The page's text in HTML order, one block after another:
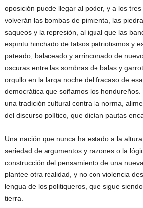
oposición puede llegar al poder, y a los tres
volverán las bombas de pimienta, las
saqueos y la represión, al igual que las
espíritu hinchado de falsos patriotismos y
pateado, balaceado y arrinconado de
oscuras entre las sombras de balas y
orgullo en la larga noche del fracaso de
democrática que soñamos los hondureños.
una tradición cultural contra la norma,
del discurso político, que dictan pautas
Una nación que nunca ha estado a la
seriedad de argumentos y razones o la
construcción del pensamiento de una
plantee otra realidad, y no con violencia
lengua de los politiqueros, que sigue
tierra.